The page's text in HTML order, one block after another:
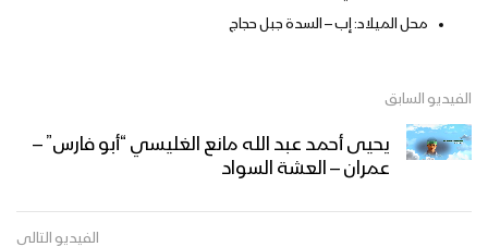
محل الميلاد: إب – السدة جبل حجاج
الفيديو السابق
يحيى أحمد عبد الله مانع الغليسي “أبو فارس” –
عمران – العشة السواد
الفيديو التالي